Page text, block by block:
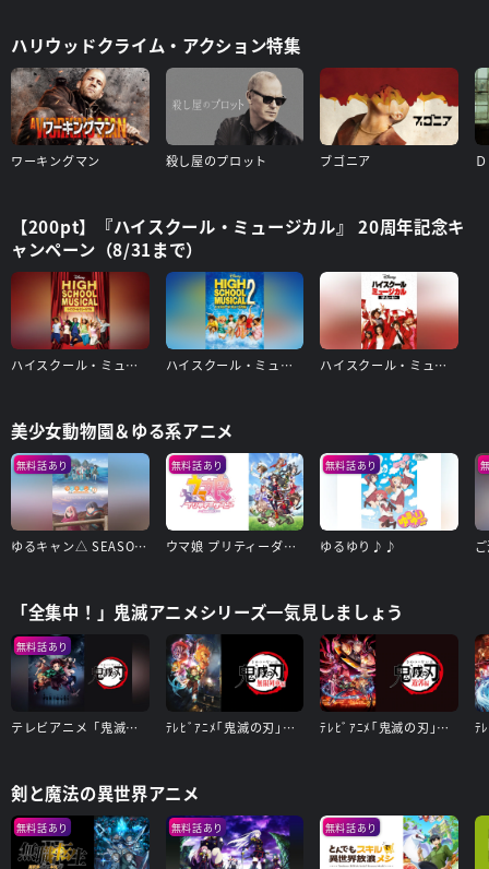
ハリウッドクライム・アクション特集
ワーキングマン 殺し屋のプロット ブゴニア
【200pt】『ハイスクール・ミュージカル』 20周年記念キ
ャンペーン（8/31まで）
ハイスクール・ミュージカル ハイスクール・ミュージカル2 ハイスクール・ミュージカル/ザ・ムービー
美少女動物園＆ゆる系アニメ
無料話あり
ゆるキャン△ SEASON2
無料話あり
ウマ娘 プリティーダービー Season 3
無料話あり
ゆるゆり♪♪
「全集中！」鬼滅アニメシリーズ一気見しましょう
無料話あり
テレビアニメ「鬼滅の刃」竈門炭治郎 立志編 ﾃﾚﾋﾞｱﾆﾒ｢鬼滅の刃｣無限列車編 ﾃﾚﾋﾞｱﾆﾒ｢鬼滅の刃｣遊郭編
剣と魔法の異世界アニメ
無料話あり 無料話あり 無料話あり